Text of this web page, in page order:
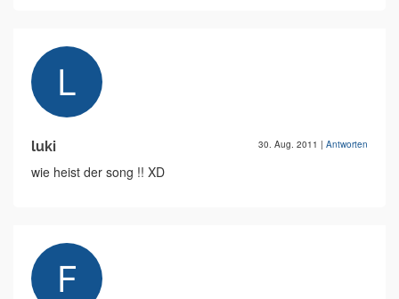
luki 30. Aug. 2011 | Antworten
wie heist der song !! XD